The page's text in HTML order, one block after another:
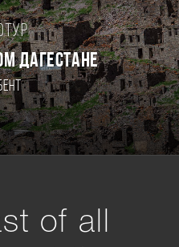
Дагестане
of all